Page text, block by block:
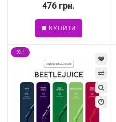
476 грн.
КУПИТИ
Хіт